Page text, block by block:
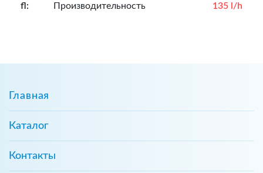
fl: Производительность 135 l/h
Главная
Каталог
Контакты